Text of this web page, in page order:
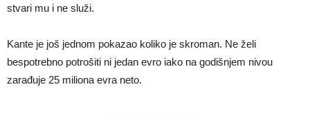
stvari mu i ne služi.
Kante je još jednom pokazao koliko je skroman. Ne želi
bespotrebno potrošiti ni jedan evro iako na godišnjem nivou
zarađuje 25 miliona evra neto.